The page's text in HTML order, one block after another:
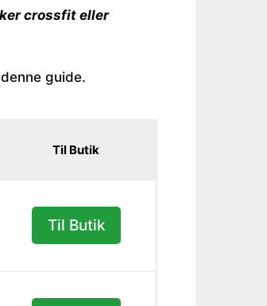
crossfit eller
guide.
Til Butik
Til Butik